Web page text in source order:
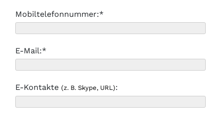
Mobiltelefonnummer:*
E-Mail:*
E-Kontakte (z. B. Skype, URL):